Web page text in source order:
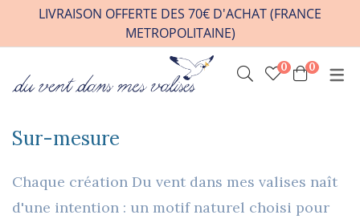
INFOS PRATIQUES
HORAIRES / RDV
CONTACT
FAQ
LIVRAISON OFFERTE DES 70€ D'ACHAT (FRANCE
METROPOLITAINE)
0 0
Sur-mesure
Chaque création Du vent dans mes valises naît
d'une intention : un motif naturel choisi pour